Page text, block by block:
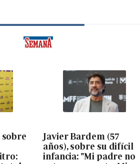
Javier Bardem (57
años), sobre su difícil
infancia: "Mi padre no